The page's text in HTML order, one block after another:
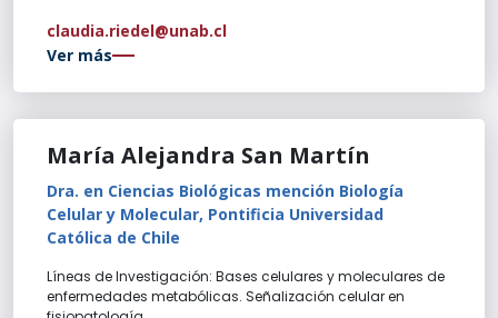
claudia.riedel@unab.cl
Ver más
María Alejandra San Martín
Dra. en Ciencias Biológicas mención Biología
Celular y Molecular, Pontificia Universidad
Católica de Chile
Líneas de Investigación: Bases celulares y moleculares de
enfermedades metabólicas. Señalización celular en